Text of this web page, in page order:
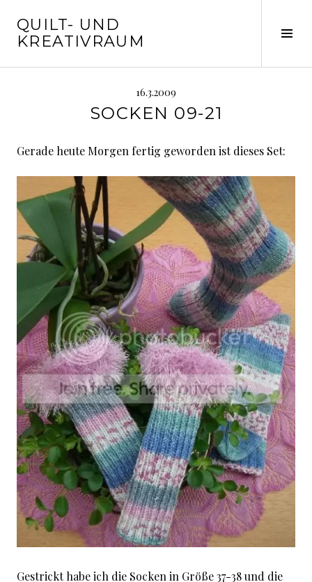
zum
Inhalt
QUILT- UND
KREATIVRAUM
16.3.2009
SOCKEN 09-21
Gerade heute Morgen fertig geworden ist dieses Set:
Gestrickt habe ich die Socken in Größe 37-38 und die